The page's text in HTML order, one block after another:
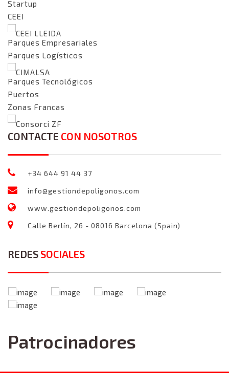
Startup
CEEI
CEEI LLEIDA
Parques Empresariales
Parques Logísticos
CIMALSA
Parques Tecnológicos
Puertos
Zonas Francas
Consorci ZF
CONTACTE CON NOSOTROS
+34 644 91 44 37
info@gestiondepoligonos.com
www.gestiondepoligonos.com
Calle Berlín, 26 - 08016 Barcelona (Spain)
REDES SOCIALES
Patrocinadores